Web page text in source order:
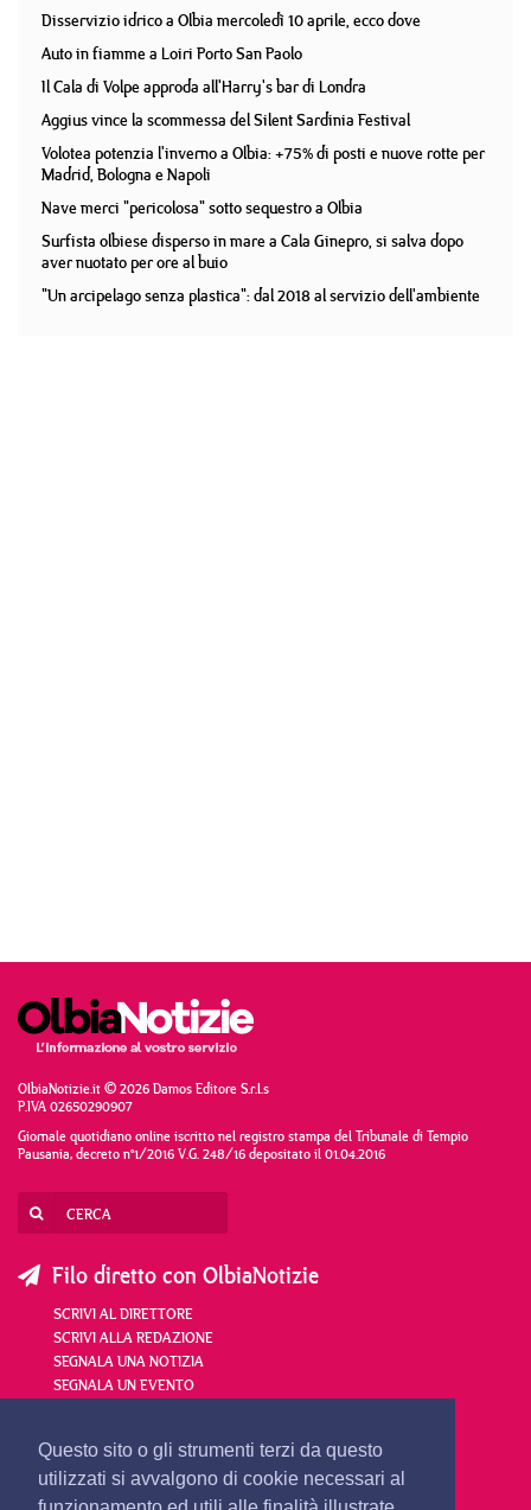
Questo sito o gli strumenti terzi da questo
utilizzati si avvalgono di cookie necessari al
Disservizio idrico a Olbia mercoledì 10 aprile, ecco dove
Auto in fiamme a Loiri Porto San Paolo
Il Cala di Volpe approda all'Harry's bar di Londra
Aggius vince la scommessa del Silent Sardinia Festival
Volotea potenzia l'inverno a Olbia: +75% di posti e nuove rotte per
Madrid, Bologna e Napoli
Nave merci "pericolosa" sotto sequestro a Olbia
Surfista olbiese disperso in mare a Cala Ginepro, si salva dopo
aver nuotato per ore al buio
"Un arcipelago senza plastica": dal 2018 al servizio dell'ambiente
OlbiaNotizie.it © 2026 Damos Editore S.r.l.s
P.IVA 02650290907
Giornale quotidiano online iscritto nel registro stampa del Tribunale di Tempio
Pausania, decreto n°1/2016 V.G. 248/16 depositato il 01.04.2016
Filo diretto con OlbiaNotizie
SCRIVI AL DIRETTORE
SCRIVI ALLA REDAZIONE
SEGNALA UNA NOTIZIA
SEGNALA UN EVENTO
redazione@olbianotizie.it